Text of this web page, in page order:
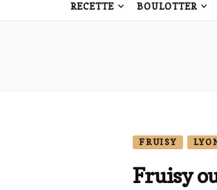
RECETTE BOULOTTER
FRUISY
Fruisy